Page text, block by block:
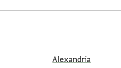
Alexandria